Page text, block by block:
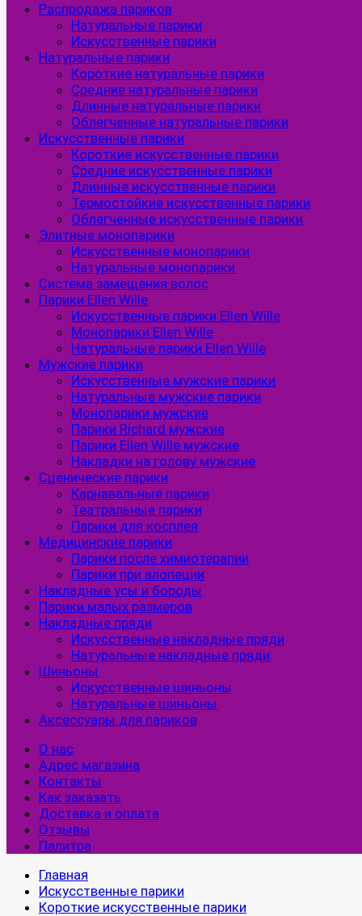
Распродажа париков
Натуральные парики
Искусственные парики
Натуральные парики
Короткие натуральные парики
Средние натуральные парики
Длинные натуральные парики
Облегченные натуральные парики
Искусственные парики
Короткие искусственные парики
Средние искусственные парики
Длинные искусственные парики
Термостойкие искусственные парики
Облегченные искусственные парики
Элитные монопарики
Искусственные монопарики
Натуральные монопарики
Система замещения волос
Парики Ellen Wille
Искусственные парики Ellen Wille
Монопарики Ellen Wille
Натуральные парики Ellen Wille
Мужские парики
Искусственные мужские парики
Натуральные мужские парики
Монопарики мужские
Парики Richard мужские
Парики Ellen Wille мужские
Накладки на голову мужские
Сценические парики
Карнавальные парики
Театральные парики
Парики для косплея
Медицинские парики
Парики после химиотерапии
Парики при алопеции
Накладные усы и бороды
Парики малых размеров
Накладные пряди
Искусственные накладные пряди
Натуральные накладные пряди
Шиньоны
Искусственные шиньоны
Натуральные шиньоны
Аксессуары для париков
О нас
Адрес магазина
Контакты
Как заказать
Доставка и оплата
Отзывы
Палитра
Главная
Искусственные парики
Короткие искусственные парики